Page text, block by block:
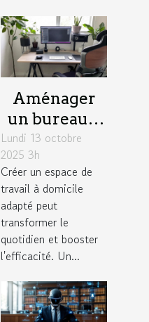
Aménager
un bureau à
domicile :
astuces pour
combiner
confort et
productivité
Lundi 13 octobre
2025 3h
Créer un espace de
travail à domicile
adapté peut
transformer le
quotidien et booster
l'efficacité. Un...